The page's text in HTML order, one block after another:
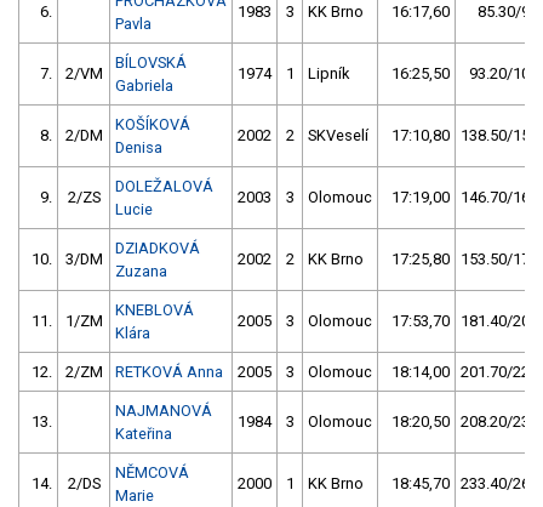
6.
Pavla
1983 3 KK Brno 16:17,60 85.30/9,6
7. 2/VM
BÍLOVSKÁ
Gabriela
1974 1 Lipník 16:25,50 93.20/10,4
8. 2/DM
KOŠÍKOVÁ
Denisa
2002 2 SKVeselí 17:10,80 138.50/15,5
9. 2/ZS
DOLEŽALOVÁ
Lucie
2003 3 Olomouc 17:19,00 146.70/16,4
10. 3/DM
DZIADKOVÁ
Zuzana
2002 2 KK Brno 17:25,80 153.50/17,2
11. 1/ZM
KNEBLOVÁ
Klára
2005 3 Olomouc 17:53,70 181.40/20,3
12. 2/ZM RETKOVÁ Anna 2005 3 Olomouc 18:14,00 201.70/22,6
13.
NAJMANOVÁ
Kateřina
1984 3 Olomouc 18:20,50 208.20/23,3
14. 2/DS
NĚMCOVÁ
Marie
2000 1 KK Brno 18:45,70 233.40/26,2